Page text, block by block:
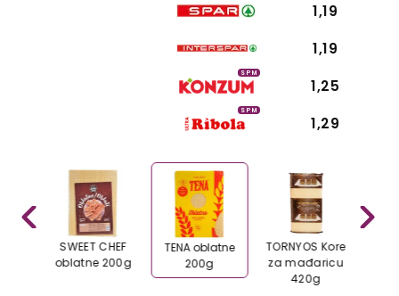
1,19
1,19
SPM
1,25
SPM
1,29
SWEET CHEF
oblatne 200g
TENA oblatne
200g
TORNYOS Kore
za mađaricu
420g